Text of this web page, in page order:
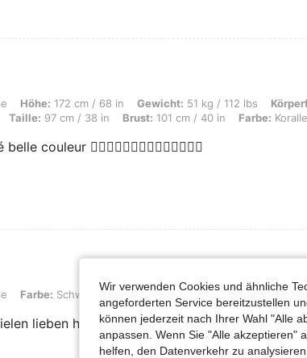
172 cm / 68 in, Gewicht: 51 kg / 112 lbs, Körperform:
Höhe: 172 cm / 68 in Gewicht: 51 kg / 112 lbs
Taille: 97 cm / 38 in Brust: 101 cm / 40 in Farbe:
couleur 👍🏼👍🏼👍🏼👍🏼👍🏼👍🏼👍🏼
Schwarz, Größe: XL
Farbe: Schwarz Größe:XL
lieben herzlichen Glückwunsch
Wir verwenden Cookies und ähnliche
angeforderten Service bereitzustellen
können jederzeit nach Ihrer Wahl "Alle
anpassen. Wenn Sie "Alle akzeptieren"
helfen, den Datenverkehr zu